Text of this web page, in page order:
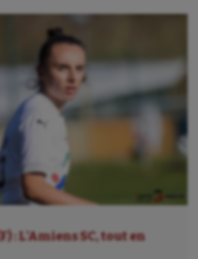
: L’Amiens SC, tout en